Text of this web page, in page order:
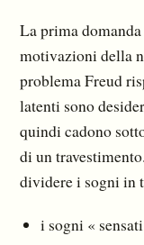
La prima
motivazioni della
problema Freud
latenti sono
quindi cadono
di un
dividere i sogni in
i sogni «